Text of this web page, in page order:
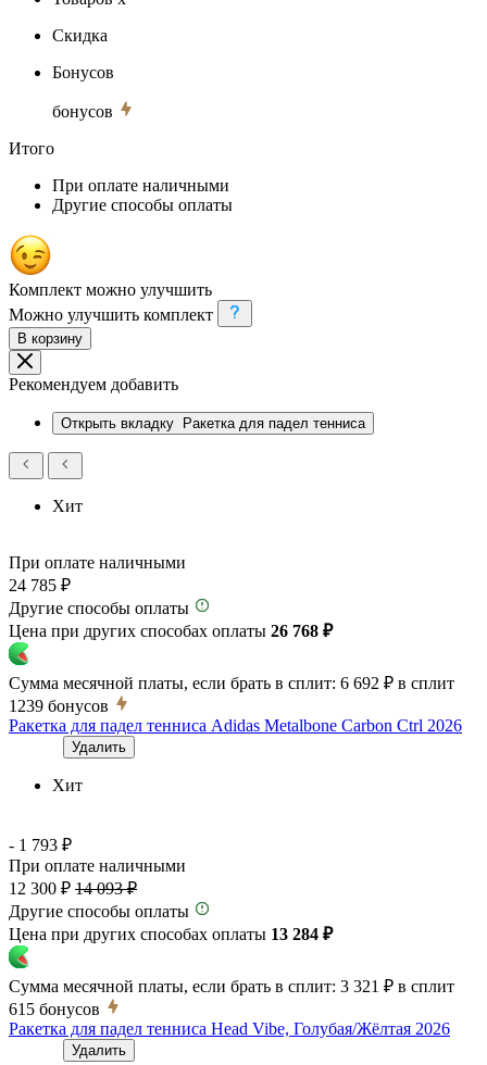
Скидка
Бонусов
бонусов
Итого
При оплате наличными
Другие способы оплаты
Комплект можно улучшить
Можно улучшить комплект
В корзину
Рекомендуем добавить
Открыть вкладку Ракетка для падел тенниса
Хит
При оплате наличными
24 785 ₽
Другие способы оплаты
Цена при других способах оплаты 26 768 ₽
Сумма месячной платы, если брать в сплит: 6 692 ₽ в сплит
1239 бонусов
Ракетка для падел тенниса Adidas Metalbone Carbon Ctrl 2026
Удалить
Хит
- 1 793 ₽
При оплате наличными
12 300 ₽ 14 093 ₽
Другие способы оплаты
Цена при других способах оплаты 13 284 ₽
Сумма месячной платы, если брать в сплит: 3 321 ₽ в сплит
615 бонусов
Ракетка для падел тенниса Head Vibe, Голубая/Жёлтая 2026
Удалить